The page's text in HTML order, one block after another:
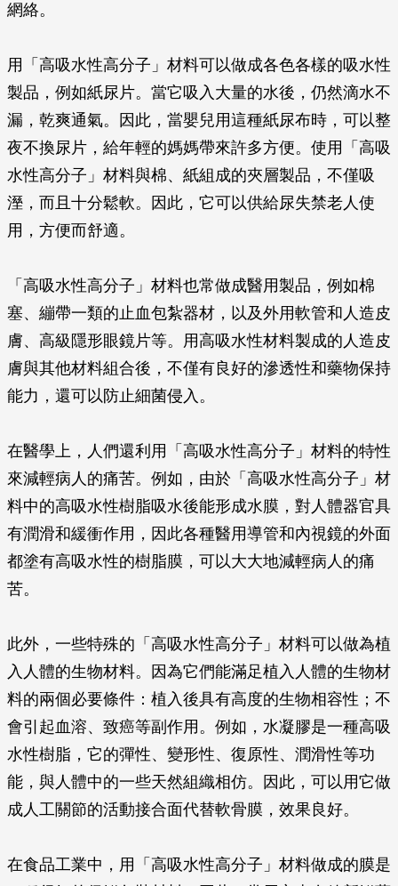
網絡。
用「高吸水性高分子」材料可以做成各色各樣的吸水性
製品，例如紙尿片。當它吸入大量的水後，仍然滴水不
漏，乾爽通氣。因此，當嬰兒用這種紙尿布時，可以整
夜不換尿片，給年輕的媽媽帶來許多方便。使用「高吸
水性高分子」材料與棉、紙組成的夾層製品，不僅吸
溼，而且十分鬆軟。因此，它可以供給尿失禁老人使
用，方便而舒適。
「高吸水性高分子」材料也常做成醫用製品，例如棉
塞、繃帶一類的止血包紮器材，以及外用軟管和人造皮
膚、高級隱形眼鏡片等。用高吸水性材料製成的人造皮
膚與其他材料組合後，不僅有良好的滲透性和藥物保持
能力，還可以防止細菌侵入。
在醫學上，人們還利用「高吸水性高分子」材料的特性
來減輕病人的痛苦。例如，由於「高吸水性高分子」材
料中的高吸水性樹脂吸水後能形成水膜，對人體器官具
有潤滑和緩衝作用，因此各種醫用導管和內視鏡的外面
都塗有高吸水性的樹脂膜，可以大大地減輕病人的痛
苦。
此外，一些特殊的「高吸水性高分子」材料可以做為植
入人體的生物材料。因為它們能滿足植入人體的生物材
料的兩個必要條件：植入後具有高度的生物相容性；不
會引起血溶、致癌等副作用。例如，水凝膠是一種高吸
水性樹脂，它的彈性、變形性、復原性、潤滑性等功
能，與人體中的一些天然組織相仿。因此，可以用它做
成人工關節的活動接合面代替軟骨膜，效果良好。
在食品工業中，用「高吸水性高分子」材料做成的膜是